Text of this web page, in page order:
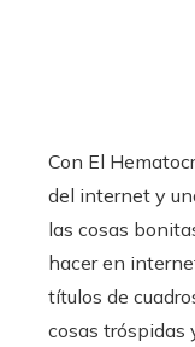
Con El
del internet y
las cosas
hacer en
títulos de
cosas tróspidas